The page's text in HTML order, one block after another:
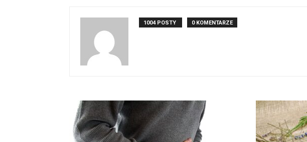
1004 POSTY 0 KOMENTARZE